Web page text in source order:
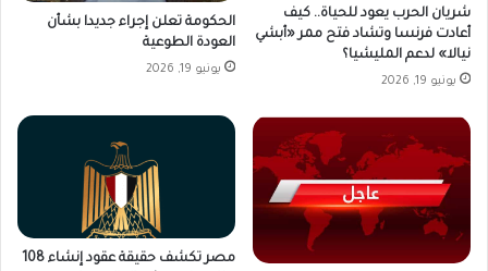
شريان الحرب يعود للحياة.. كيف
أعادت فرنسا وتشاد فتح ممر «أبشي
نيالا» لدعم المليشيا؟
يونيو 19, 2026
الحكومة تعلن إجراء جديدا بشأن
العودة الطوعية
يونيو 19, 2026
مصر تكشف حقيقة عقود إنشاء 108